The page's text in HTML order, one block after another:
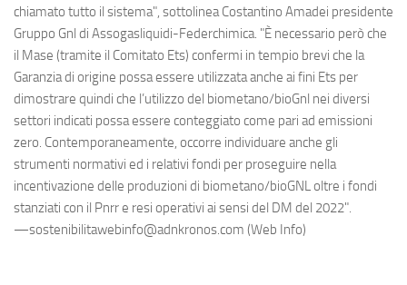
chiamato tutto il sistema", sottolinea Costantino Amadei presidente
Gruppo Gnl di Assogasliquidi-Federchimica. "È necessario però che
il Mase (tramite il Comitato Ets) confermi in tempio brevi che la
Garanzia di origine possa essere utilizzata anche ai fini Ets per
dimostrare quindi che l’utilizzo del biometano/bioGnl nei diversi
settori indicati possa essere conteggiato come pari ad emissioni
zero. Contemporaneamente, occorre individuare anche gli
strumenti normativi ed i relativi fondi per proseguire nella
incentivazione delle produzioni di biometano/bioGNL oltre i fondi
stanziati con il Pnrr e resi operativi ai sensi del DM del 2022".
—sostenibilitawebinfo@adnkronos.com (Web Info)